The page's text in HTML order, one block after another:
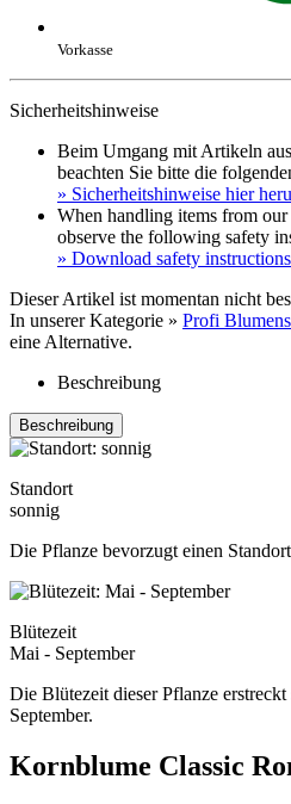
Vorkasse
Sicherheitshinweise
Beim Umgang mit Artikeln
beachten Sie bitte die
» Sicherheitshinweise hier
When handling items from our
observe the following safety
» Download safety
Dieser Artikel ist momentan nicht
In unserer Kategorie » Profi
eine Alternative.
Beschreibung
Beschreibung
Standort
sonnig
Die Pflanze bevorzugt einen
Blütezeit
Mai - September
Die Blütezeit dieser Pflanze
September.
Kornblume Classic